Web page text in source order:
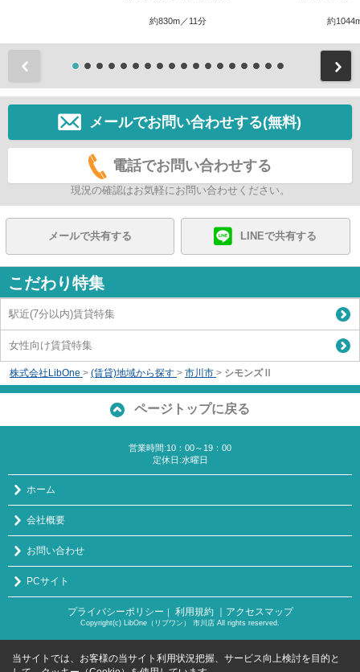
約830m／11分 約
メールでお問い合わせする(無料)
電話でお問い合わせする
現況の確認はお気軽にお問い合わせください。
メールで共有する LINEで共有する
こだわり特集
駅近(7分以内)賃貸特集
女性向け賃貸特集
株式会社LibOne > (賃貸)地域から探す > 市川市 > シモンズⅡ
ページトップに戻る
営業時間:10：00～19：00
定休日:水曜日
ホーム
会社概要
お問い合わせ
PCサイト
プライバシーポリシー 利用規約 ｜アクセスマップ
Copyright(c) LibOne（リブワン） 市川店 All rights reserved.
当サイトでは、お客様の当サイト利用状況把握、サービス向上検討を目的と